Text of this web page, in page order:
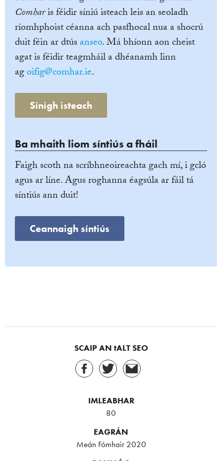
Comharis féidir síniú isteach leis an seoladh
ríomhphoist céanna ach pasfhocal nua a shocrú
duit féin ar dtúsanseo. Má bhíonn aon cheist
agat is féidir teagmháil a dhéanamh linn
agoifig@comhar.ie.
Sínigh isteach
Ba mhaith liom síntiús a fháil
Faigh scoth na scríbhneoireachta gach mí, i gcló
agus ar líne. Agus roghanna éagsúla ar fáil tá
síntiús ann duit!
Ceannaigh síntiús
SCAIP AN tALT SEO
IMLEABHAR
80
EAGRÁN
Meán Fómhair 2020